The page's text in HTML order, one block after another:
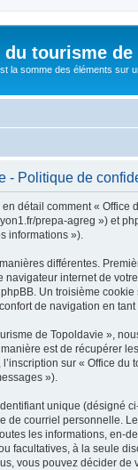
tourisme de
la somme des éléments sur
- Politique de
détail comment « Office
prepa-agreg ») et
informations »).
différentes.
internet de
Un troisième
de navigation en tant
de Topoldavie »,
est de récupérer
sur « Office
»).
unique (désigné
de courriel personnelle.
les informations, en-
facultatives, à la seule
vous pouvez décider